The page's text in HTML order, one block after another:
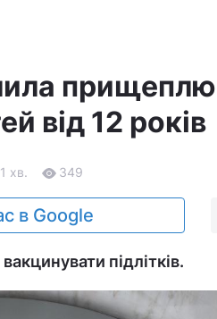
від 12 років
1 хв. 349
в Google
підлітків.